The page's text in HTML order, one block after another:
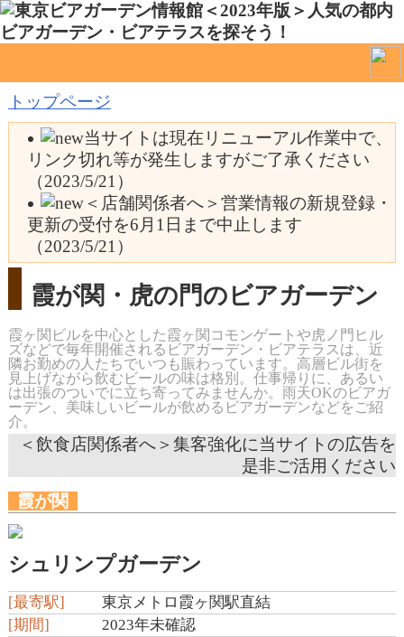
トップページ
当サイトは現在リニューアル作業中で、
リンク切れ等が発生しますがご了承ください
（2023/5/21）
＜店舗関係者へ＞営業情報の新規登録・
更新の受付を6月1日まで中止します
（2023/5/21）
霞が関・虎の門のビアガーデン
霞ヶ関ビルを中心とした霞ヶ関コモンゲートや虎ノ門ヒル
ズなどで毎年開催されるビアガーデン・ビアテラスは、近
隣お勤めの人たちでいつも賑わっています。高層ビル街を
見上げながら飲むビールの味は格別。仕事帰りに、あるい
は出張のついでに立ち寄ってみませんか。雨天OKのビアガ
ーデン、美味しいビールが飲めるビアガーデンなどをご紹
介。
＜飲食店関係者へ＞集客強化に当サイトの広告を
是非ご活用ください
霞が関
シュリンプガーデン
[最寄駅]
東京メトロ霞ヶ関駅直結
[期間]
2023年未確認